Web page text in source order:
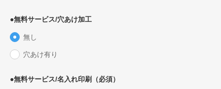
●無料サービス/穴あけ加工
無し
穴あけ有り
●無料サービス/名入れ印刷（必須）